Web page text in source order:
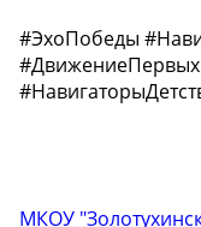
#ЭхоПобеды
МКОУ